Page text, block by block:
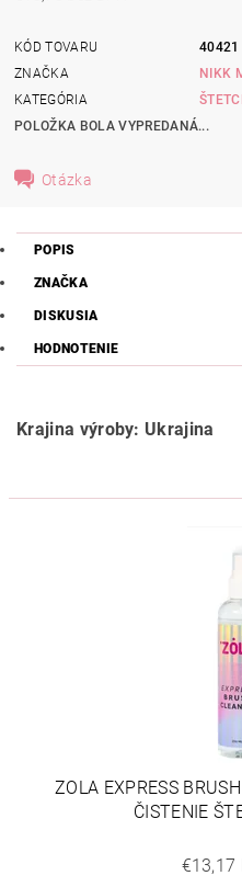
KÓD TOVARU
40421
ZNAČKA
NIKK
KATEGÓRIA
POLOŽKA BOLA VYPREDANÁ...
Otázka
POPIS
ZNAČKA
DISKUSIA
HODNOTENIE
Krajina výroby: Ukrajina
ZOLA EXPRESS
ČISTENIE
€13,17